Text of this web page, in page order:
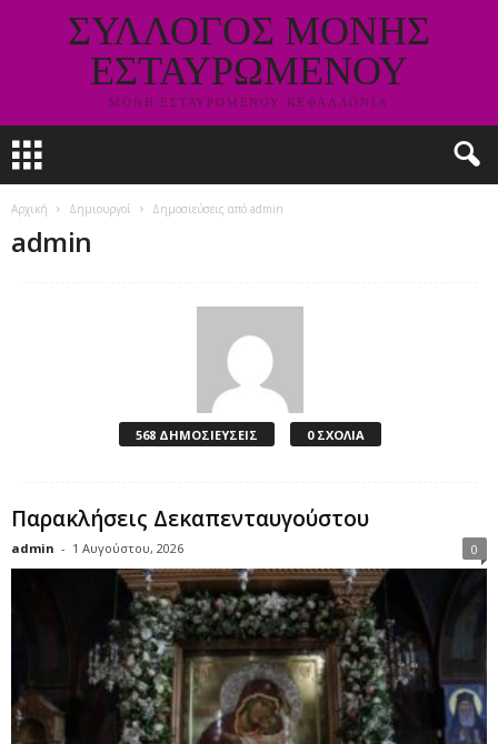
ΣΥΛΛΟΓΟΣ ΜΟΝΗΣ
ΕΣΤΑΥΡΩΜΕΝΟΥ
ΜΟΝΗ ΕΣΤΑΥΡΟΜΕΝΟΥ ΚΕΦΑΛΛΟΝΙΑ
Αρχική Δημιουργοί Δημοσιεύσεις από admin
admin
568 ΔΗΜΟΣΙΕΥΣΕΙΣ 0 ΣΧΟΛΙΑ
Παρακλήσεις Δεκαπενταυγούστου
admin - 1 Αυγούστου, 2026 0